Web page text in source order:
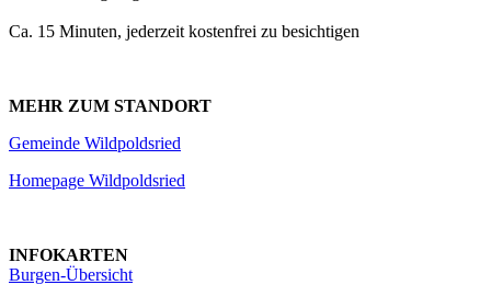
Ca. 15 Minuten, jederzeit kostenfrei zu besichtigen
MEHR ZUM STANDORT
Gemeinde Wildpoldsried
Homepage Wildpoldsried
INFOKARTEN
Burgen-Übersicht